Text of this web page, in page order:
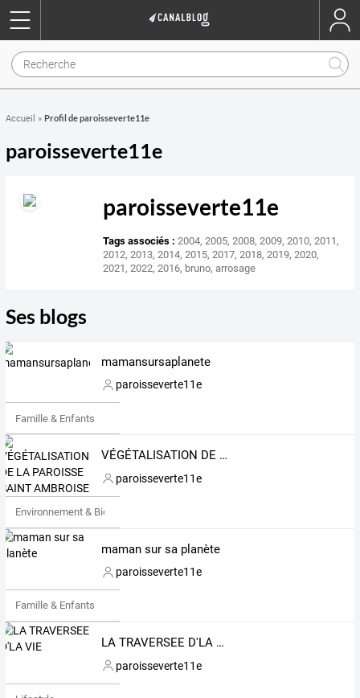
Accueil » Profil de paroisseverte11e
paroisseverte11e
paroisseverte11e
Tags associés : 2004,2005,2008,2009,2010,2011,
2012,2013,2014,2015,2017,2018,2019,2020,
2021,2022,2016, bruno,arrosage
Ses blogs
mamansursaplanete
paroisseverte11e
Famille & Enfants
VÉGÉTALISATION DE LA PAROISSE SAINT AMBROISE
paroisseverte11e
Environnement & Bio
maman sur sa planète
paroisseverte11e
Famille & Enfants
LA TRAVERSEE D'LA VIE
paroisseverte11e